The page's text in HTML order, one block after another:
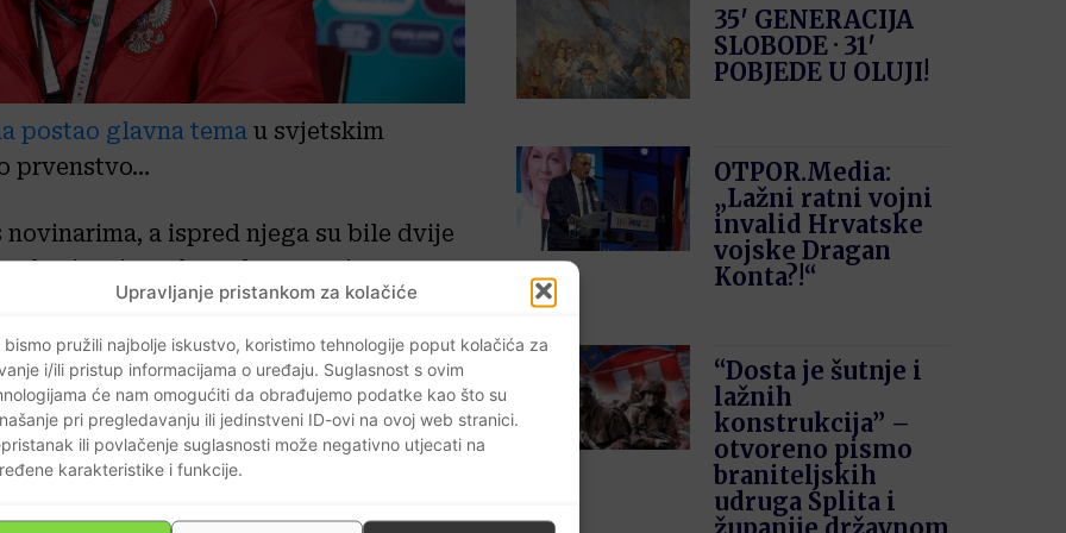
Upravljanje pristankom za kolačiće
bismo pružili najbolje iskustvo, koristimo tehnologije poput kolačića za
i/ili pristup informacijama o uređaju. Suglasnost s ovim
će nam omogućiti da obrađujemo podatke kao što su
pri pregledavanju ili jedinstveni ID-ovi na ovoj web stranici.
ili povlačenje suglasnosti može negativno utjecati na
karakteristike i funkcije.
postao glavna tema u svjetskim
prvenstvo…
a ispred njega su bile dvije
svima je maknuo boce gaziranog
Coca-Cola nije zdrava.
reklame, ali to ništa nije
dobra reklama.
je izbornik RusijeStanislav
bocu na “zidarski način” i popio
35′ GENERACIJA
SLOBODE · 31′
POBJEDE U OLUJI!
OTPOR.Media:
„Lažni ratni vojni
invalid Hrvatske
vojske Dragan
Konta?!“
“Dosta je šutnje i
lažnih
konstrukcija” –
otvoreno pismo
braniteljskih
udruga Splita i